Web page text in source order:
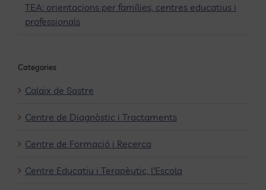
TEA: orientacions per famílies, centres educatius i
professionals
Categories
Calaix de Sastre
Centre de Diagnòstic i Tractaments
Centre de Formació i Recerca
Centre Educatiu i Terapèutic, l'Escola